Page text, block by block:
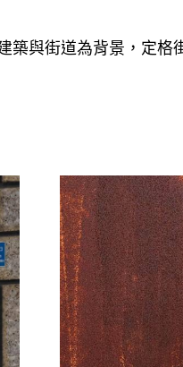
築與街道為背景 ， 定格